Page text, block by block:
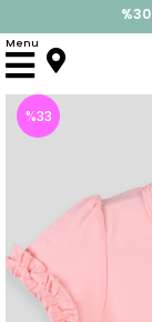
Menu
Anasayfa
%33